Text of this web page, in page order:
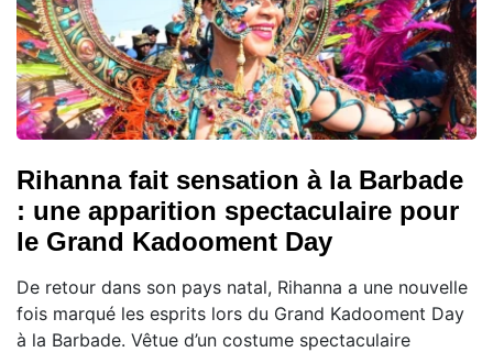
Rihanna fait sensation à la Barbade
: une apparition spectaculaire pour
le Grand Kadooment Day
De retour dans son pays natal, Rihanna a une nouvelle
fois marqué les esprits lors du Grand Kadooment Day
à la Barbade. Vêtue d’un costume spectaculaire